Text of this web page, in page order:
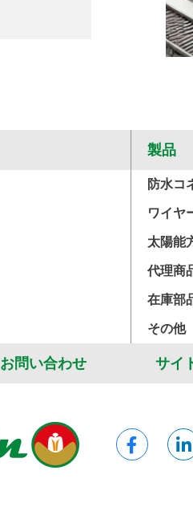
製品
防水コ
ワイヤ
太陽能
代理商
在庫部
その他
お問い合わせ サイ